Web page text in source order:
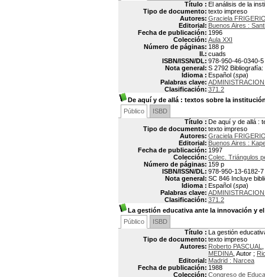
Título : El análisis de la
Tipo de documento: texto impreso
Autores: Graciela
Editorial: Buenos Aires :
Fecha de publicación: 1996
Colección: Aula XXI
Número de páginas: 188 p
Il.: cuads
ISBN/ISSN/DL: 978-950-46-0340-5
Nota general: S 2792
Idioma : Español (spa)
Palabras clave:
Clasificación: 371.2
De aquí y de allá : textos sobre la
Público
ISBD
Título : De aquí y de allá :
Tipo de documento: texto impreso
Autores: Graciela
Editorial: Buenos Aires :
Fecha de publicación: 1997
Colección: Colec. Triángulos
Número de páginas: 159 p
ISBN/ISSN/DL: 978-950-13-6182-7
Nota general: SC 846 Incluye
Idioma : Español (spa)
Palabras clave:
Clasificación: 371.2
La gestión educativa ante la innovación y
Público
ISBD
Título : La gestión
Tipo de documento: texto impreso
Autores: Roberto PASCUAL
MEDINA , Autor ;
Editorial: Madrid : Narcea
Fecha de publicación: 1988
Colección: Congreso de